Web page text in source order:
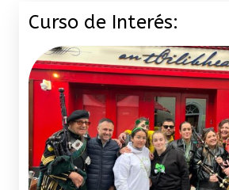
Curso de Interés: